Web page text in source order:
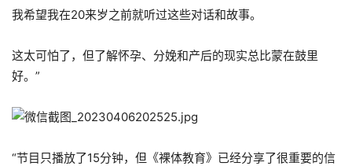
我希望我在20来岁之前就听过这些对话和故事。
这太可怕了，但了解怀孕、分娩和产后的现实总比蒙在鼓里
好。”
“节目只播放了15分钟，但《裸体教育》已经分享了很重要的信